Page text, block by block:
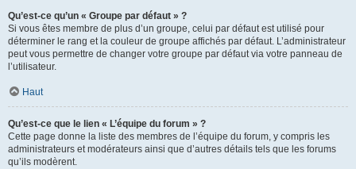
Qu’est-ce qu’un « Groupe par défaut » ?
Si vous êtes membre de plus d’un groupe, celui par défaut est utilisé pour
déterminer le rang et la couleur de groupe affichés par défaut. L’administrateur
peut vous permettre de changer votre groupe par défaut via votre panneau de
l’utilisateur.
Haut
Qu’est-ce que le lien « L’équipe du forum » ?
Cette page donne la liste des membres de l’équipe du forum, y compris les
administrateurs et modérateurs ainsi que d’autres détails tels que les forums
qu’ils modèrent.